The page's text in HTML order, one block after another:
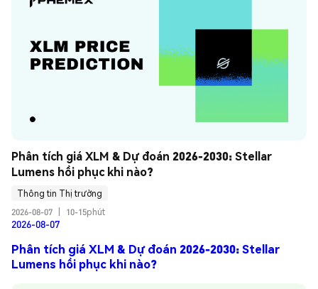
Phân tích giá XLM & Dự đoán 2026-2030: Stellar
Lumens hồi phục khi nào?
Thông tin Thị trường
2026-08-07
10-15phút
2026-08-07
Phân tích giá XLM & Dự đoán 2026-2030: Stellar
Lumens hồi phục khi nào?